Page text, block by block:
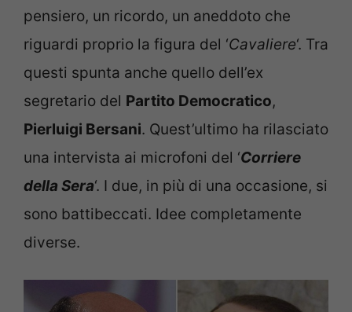
pensiero, un ricordo, un aneddoto che
riguardi proprio la figura del ‘Cavaliere‘. Tra
questi spunta anche quello dell’ex
segretario del Partito Democratico,
Pierluigi Bersani. Quest’ultimo ha rilasciato
una intervista ai microfoni del ‘Corriere
della Sera‘. I due, in più di una occasione, si
sono battibeccati. Idee completamente
diverse.